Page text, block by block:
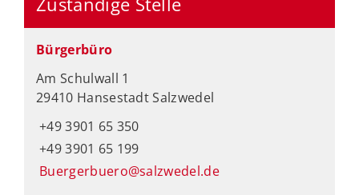
Bürgerbüro
Am Schulwall 1
29410 Hansestadt Salzwedel
+49 3901 65 350
+49 3901 65 199
Buergerbuero@salzwedel.de